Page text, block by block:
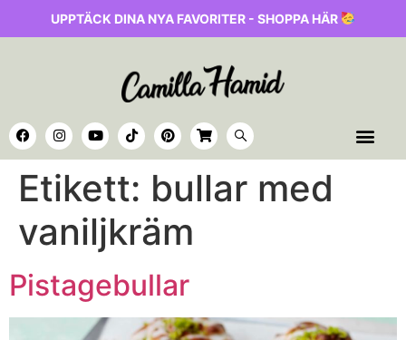
UPPTÄCK DINA NYA FAVORITER - SHOPPA HÄR
Etikett: bullar med
vaniljkräm
Pistagebullar